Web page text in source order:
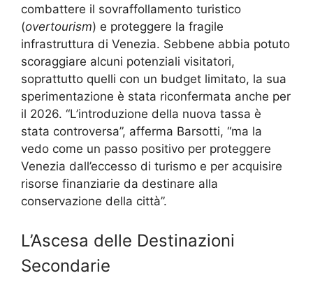
combattere il sovraffollamento turistico
(overtourism) e proteggere la fragile
infrastruttura di Venezia. Sebbene abbia potuto
scoraggiare alcuni potenziali visitatori,
soprattutto quelli con un budget limitato, la sua
sperimentazione è stata riconfermata anche per
il 2026. “L’introduzione della nuova tassa è
stata controversa”, afferma Barsotti, “ma la
vedo come un passo positivo per proteggere
Venezia dall’eccesso di turismo e per acquisire
risorse finanziarie da destinare alla
conservazione della città”.
L’Ascesa delle Destinazioni
Secondarie